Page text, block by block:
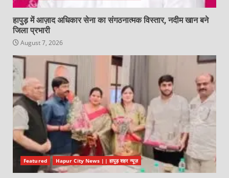
हापुड़ में आज़ाद अधिकार सेना का संगठनात्मक विस्तार, नदीम खान बने
जिला प्रभारी
August 7, 2026
Featured Hapur City News || हापुड़ शहर न्यूज़